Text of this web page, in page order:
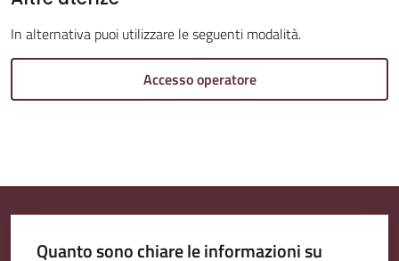
Tutti
In alternativa puoi utilizzare le seguenti modalità.
Accesso operatore
Quanto sono chiare le informazioni su